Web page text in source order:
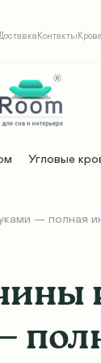
Доставка Контакты
Угловые
— полная